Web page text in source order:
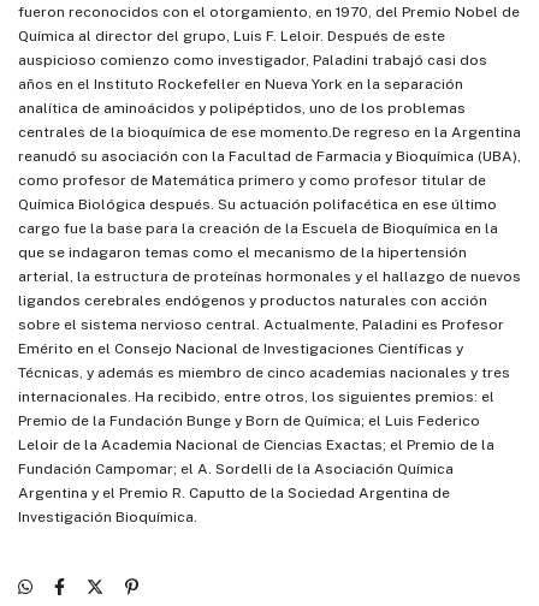
fueron reconocidos con el otorgamiento, en 1970, del Premio Nobel de
Química al director del grupo, Luis F. Leloir. Después de este
auspicioso comienzo como investigador, Paladini trabajó casi dos
años en el Instituto Rockefeller en Nueva York en la separación
analítica de aminoácidos y polipéptidos, uno de los problemas
centrales de la bioquímica de ese momento.De regreso en la Argentina
reanudó su asociación con la Facultad de Farmacia y Bioquímica (UBA),
como profesor de Matemática primero y como profesor titular de
Química Biológica después. Su actuación polifacética en ese último
cargo fue la base para la creación de la Escuela de Bioquímica en la
que se indagaron temas como el mecanismo de la hipertensión
arterial, la estructura de proteínas hormonales y el hallazgo de nuevos
ligandos cerebrales endógenos y productos naturales con acción
sobre el sistema nervioso central. Actualmente, Paladini es Profesor
Emérito en el Consejo Nacional de Investigaciones Científicas y
Técnicas, y además es miembro de cinco academias nacionales y tres
internacionales. Ha recibido, entre otros, los siguientes premios: el
Premio de la Fundación Bunge y Born de Química; el Luis Federico
Leloir de la Academia Nacional de Ciencias Exactas; el Premio de la
Fundación Campomar; el A. Sordelli de la Asociación Química
Argentina y el Premio R. Caputto de la Sociedad Argentina de
Investigación Bioquímica.